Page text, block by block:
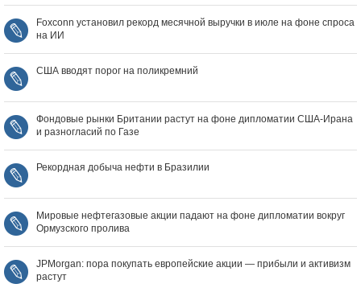
Foxconn установил рекорд месячной выручки в июле на фоне спроса
на ИИ
США вводят порог на поликремний
Фондовые рынки Британии растут на фоне дипломатии США‑Ирана
и разногласий по Газе
Рекордная добыча нефти в Бразилии
Мировые нефтегазовые акции падают на фоне дипломатии вокруг
Ормузского пролива
JPMorgan: пора покупать европейские акции — прибыли и активизм
растут